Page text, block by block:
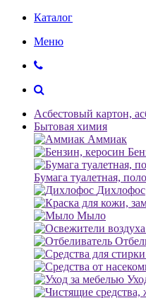
Каталог
Меню
Асбестовый картон,
Бытовая химия
Аммиак
Бумага туалетная,
Дихлофос
Мыло